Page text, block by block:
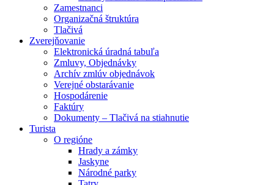
Zamestnanci
Organizačná štruktúra
Tlačivá
Zverejňovanie
Elektronická úradná tabuľa
Zmluvy, Objednávky
Archív zmlúv objednávok
Verejné obstarávanie
Hospodárenie
Faktúry
Dokumenty – Tlačivá na stiahnutie
Turista
O regióne
Hrady a zámky
Jaskyne
Národné parky